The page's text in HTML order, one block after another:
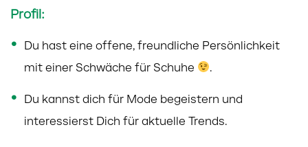
Profil:
Du hast eine offene, freundliche Persönlichkeit
mit einer Schwäche für Schuhe
.
Du kannst dich für Mode begeistern und
interessierst Dich für aktuelle Trends.